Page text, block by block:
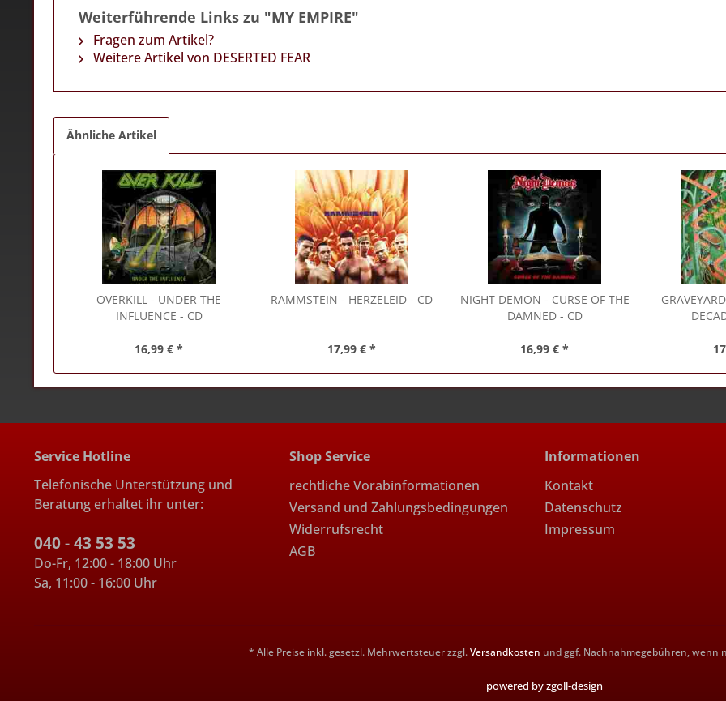
Weiterführende Links zu "MY EMPIRE"
Fragen zum Artikel?
Weitere Artikel von DESERTED FEAR
Ähnliche Artikel
OVERKILL - UNDER THE
INFLUENCE - CD
16,99 € *
RAMMSTEIN - HERZELEID - CD
17,99 € *
NIGHT DEMON - CURSE OF THE
DAMNED - CD
16,99 € *
GRAVEYARD
Service Hotline
Telefonische Unterstützung und
Beratung erhaltet ihr unter:
040 - 43 53 53
Do-Fr, 12:00 - 18:00 Uhr
Sa, 11:00 - 16:00 Uhr
Shop Service
rechtliche Vorabinformationen
Versand und Zahlungsbedingungen
Widerrufsrecht
AGB
Informationen
Kontakt
Datenschutz
Impressum
* Alle Preise inkl. gesetzl. Mehrwertsteuer zzgl.Versandkosten und ggf. Nachnahmegebühren, wenn
powered by zgoll-design